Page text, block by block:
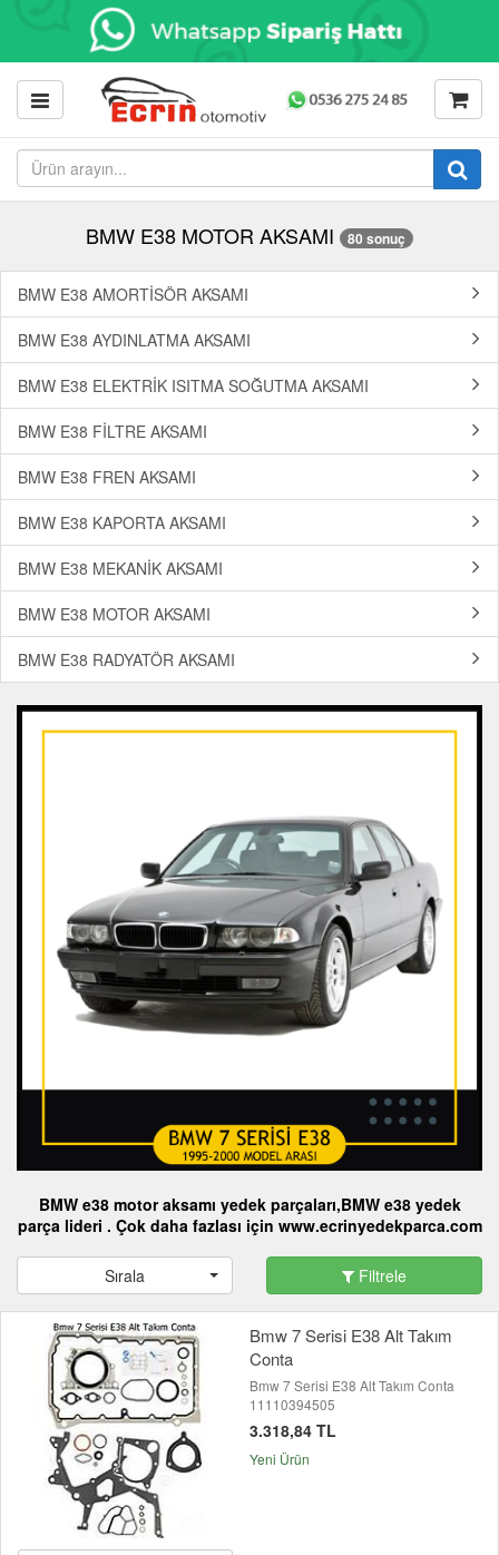
BMW E38 MOTOR AKSAMI 80 sonuç
BMW E38 AMORTİSÖR AKSAMI
BMW E38 AYDINLATMA AKSAMI
BMW E38 ELEKTRİK ISITMA SOĞUTMA AKSAMI
BMW E38 FİLTRE AKSAMI
BMW E38 FREN AKSAMI
BMW E38 KAPORTA AKSAMI
BMW E38 MEKANİK AKSAMI
BMW E38 MOTOR AKSAMI
BMW E38 RADYATÖR AKSAMI
BMWe38motor aksamı yedek parçaları,BMW e38yedek
parçalideri . Çok daha fazlası için www.ecrinyedekparca.com
Sırala Filtrele
Bmw 7 Serisi E38 Alt Takım
Conta
Bmw 7 Serisi E38 Alt Takım Conta
11110394505
3.318,84 TL
Yeni Ürün